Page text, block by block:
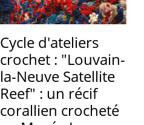
Cycle d'ateliers
crochet : "Louvain-
la-Neuve Satellite
Reef" : un récif
corallien crocheté